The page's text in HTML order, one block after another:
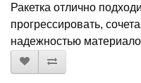
Ракетка отлично
прогрессировать,
надежностью